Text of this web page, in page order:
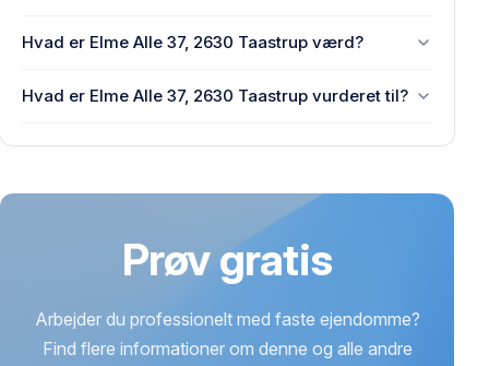
Alle 37, 2630 Taastrup.
Hvad er Elme Alle 37, 2630 Taastrup værd?
Taastrup senest blev handlet i 2012.
Hvad er Elme Alle 37, 2630 Taastrup vurderet til?
Prøv gratis
Arbejder du professionelt med faste ejendomme?
Find flere informationer om denne og alle andre